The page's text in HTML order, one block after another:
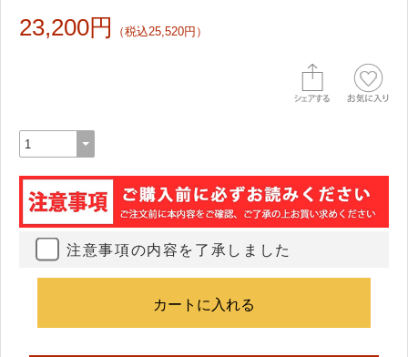
23,200円 （税込25,520円）
注意事項の内容を了承しました